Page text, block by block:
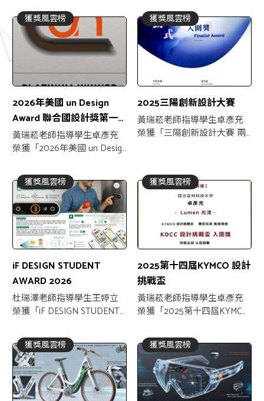
獲獎風雲榜
2026年美國 un Design
Award 聯合國設計獎第一
季
黃瑞菘老師指導學生卓彥充
榮獲「2026年美國 un Design
白金獎」
獲獎風雲榜
2025三陽創新設計大賽
黃瑞菘老師指導學生卓彥充
榮獲「三陽創新設計大賽 兩
獲獎風雲榜
iF DESIGN STUDENT
AWARD 2026
杜瑞澤老師指導學生王婷立
榮獲「iF DESIGN STUDENT
獲獎風雲榜
2025第十四屆KYMCO 設計
挑戰盃
黃瑞菘老師指導學生卓彥充
榮獲「2025第十四屆KYMCO
獲獎風雲榜 獲獎風雲榜